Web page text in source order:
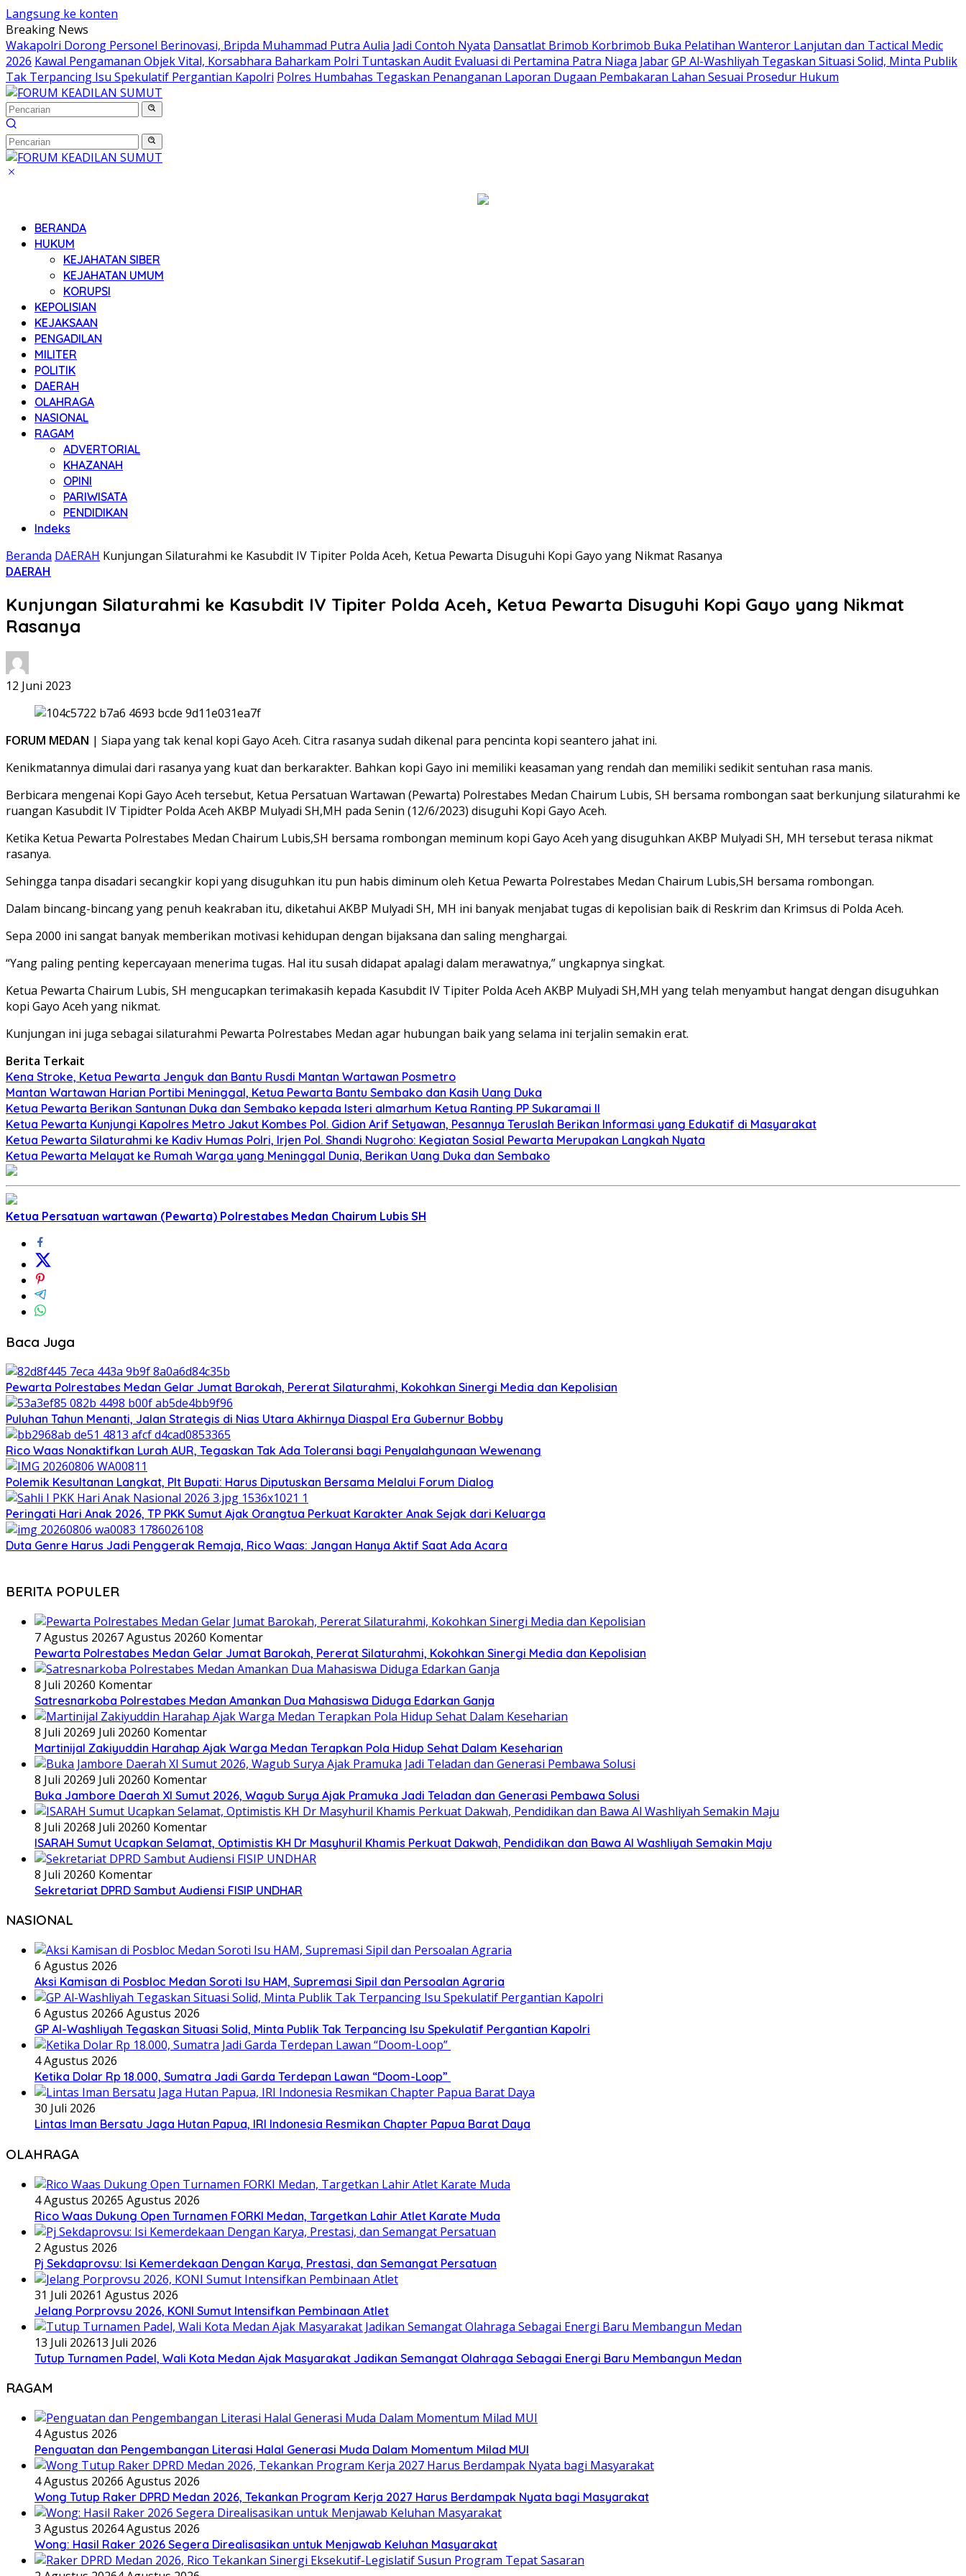
Langsung ke konten
Breaking News
Wakapolri Dorong Personel Berinovasi, Bripda Muhammad Putra Aulia Jadi Contoh Nyata Dansatlat Brimob Korbrimob Buka Pelatihan Wanteror Lanjutan dan Tactical Medic
2026 Kawal Pengamanan Objek Vital, Korsabhara Baharkam Polri Tuntaskan Audit Evaluasi di Pertamina Patra Niaga JabarGP Al-Washliyah Tegaskan Situasi Solid, Minta Publik
Tak Terpancing Isu Spekulatif Pergantian Kapolri Polres Humbahas Tegaskan Penanganan Laporan Dugaan Pembakaran Lahan Sesuai Prosedur Hukum
BERANDA
HUKUM
KEJAHATAN SIBER
KEJAHATAN UMUM
KORUPSI
KEPOLISIAN
KEJAKSAAN
PENGADILAN
MILITER
POLITIK
DAERAH
OLAHRAGA
NASIONAL
RAGAM
ADVERTORIAL
KHAZANAH
OPINI
PARIWISATA
PENDIDIKAN
Indeks
Beranda DAERAH Kunjungan Silaturahmi ke Kasubdit IV Tipiter Polda Aceh, Ketua Pewarta Disuguhi Kopi Gayo yang Nikmat Rasanya
DAERAH
Kunjungan Silaturahmi ke Kasubdit IV Tipiter Polda Aceh, Ketua Pewarta Disuguhi Kopi Gayo yang Nikmat
Rasanya
12 Juni 2023
FORUM MEDAN | Siapa yang tak kenal kopi Gayo Aceh. Citra rasanya sudah dikenal para pencinta kopi seantero jahat ini.
Kenikmatannya dimulai dari rasanya yang kuat dan berkarakter. Bahkan kopi Gayo ini memiliki keasaman yang rendah dan memiliki sedikit sentuhan rasa manis.
Berbicara mengenai Kopi Gayo Aceh tersebut, Ketua Persatuan Wartawan (Pewarta) Polrestabes Medan Chairum Lubis, SH bersama rombongan saat berkunjung silaturahmi ke
ruangan Kasubdit IV Tipidter Polda Aceh AKBP Mulyadi SH,MH pada Senin (12/6/2023) disuguhi Kopi Gayo Aceh.
Ketika Ketua Pewarta Polrestabes Medan Chairum Lubis,SH bersama rombongan meminum kopi Gayo Aceh yang disuguhkan AKBP Mulyadi SH, MH tersebut terasa nikmat
rasanya.
Sehingga tanpa disadari secangkir kopi yang disuguhkan itu pun habis diminum oleh Ketua Pewarta Polrestabes Medan Chairum Lubis,SH bersama rombongan.
Dalam bincang-bincang yang penuh keakraban itu, diketahui AKBP Mulyadi SH, MH ini banyak menjabat tugas di kepolisian baik di Reskrim dan Krimsus di Polda Aceh.
Sepa 2000 ini sangat banyak memberikan motivasi kehidupan dengan bijaksana dan saling menghargai.
“Yang paling penting kepercayaan menerima tugas. Hal itu susah didapat apalagi dalam merawatnya,” ungkapnya singkat.
Ketua Pewarta Chairum Lubis, SH mengucapkan terimakasih kepada Kasubdit IV Tipiter Polda Aceh AKBP Mulyadi SH,MH yang telah menyambut hangat dengan disuguhkan
kopi Gayo Aceh yang nikmat.
Kunjungan ini juga sebagai silaturahmi Pewarta Polrestabes Medan agar hubungan baik yang selama ini terjalin semakin erat.
Berita Terkait
Kena Stroke, Ketua Pewarta Jenguk dan Bantu Rusdi Mantan Wartawan Posmetro
Mantan Wartawan Harian Portibi Meninggal, Ketua Pewarta Bantu Sembako dan Kasih Uang Duka
Ketua Pewarta Berikan Santunan Duka dan Sembako kepada Isteri almarhum Ketua Ranting PP Sukaramai II
Ketua Pewarta Kunjungi Kapolres Metro Jakut Kombes Pol. Gidion Arif Setyawan, Pesannya Teruslah Berikan Informasi yang Edukatif di Masyarakat
Ketua Pewarta Silaturahmi ke Kadiv Humas Polri, Irjen Pol. Shandi Nugroho: Kegiatan Sosial Pewarta Merupakan Langkah Nyata
Ketua Pewarta Melayat ke Rumah Warga yang Meninggal Dunia, Berikan Uang Duka dan Sembako
Ketua Persatuan wartawan (Pewarta) Polrestabes Medan Chairum Lubis SH
Baca Juga
Pewarta Polrestabes Medan Gelar Jumat Barokah, Pererat Silaturahmi, Kokohkan Sinergi Media dan Kepolisian
Puluhan Tahun Menanti, Jalan Strategis di Nias Utara Akhirnya Diaspal Era Gubernur Bobby
Rico Waas Nonaktifkan Lurah AUR, Tegaskan Tak Ada Toleransi bagi Penyalahgunaan Wewenang
Polemik Kesultanan Langkat, Plt Bupati: Harus Diputuskan Bersama Melalui Forum Dialog
Peringati Hari Anak 2026, TP PKK Sumut Ajak Orangtua Perkuat Karakter Anak Sejak dari Keluarga
Duta Genre Harus Jadi Penggerak Remaja, Rico Waas: Jangan Hanya Aktif Saat Ada Acara
BERITA POPULER
7 Agustus 20267 Agustus 20260 Komentar
Pewarta Polrestabes Medan Gelar Jumat Barokah, Pererat Silaturahmi, Kokohkan Sinergi Media dan Kepolisian
8 Juli 20260 Komentar
Satresnarkoba Polrestabes Medan Amankan Dua Mahasiswa Diduga Edarkan Ganja
8 Juli 20269 Juli 20260 Komentar
Martinijal Zakiyuddin Harahap Ajak Warga Medan Terapkan Pola Hidup Sehat Dalam Keseharian
8 Juli 20269 Juli 20260 Komentar
Buka Jambore Daerah XI Sumut 2026, Wagub Surya Ajak Pramuka Jadi Teladan dan Generasi Pembawa Solusi
8 Juli 20268 Juli 20260 Komentar
ISARAH Sumut Ucapkan Selamat, Optimistis KH Dr Masyhuril Khamis Perkuat Dakwah, Pendidikan dan Bawa Al Washliyah Semakin Maju
8 Juli 20260 Komentar
Sekretariat DPRD Sambut Audiensi FISIP UNDHAR
NASIONAL
6 Agustus 2026
Aksi Kamisan di Posbloc Medan Soroti Isu HAM, Supremasi Sipil dan Persoalan Agraria
6 Agustus 20266 Agustus 2026
GP Al-Washliyah Tegaskan Situasi Solid, Minta Publik Tak Terpancing Isu Spekulatif Pergantian Kapolri
4 Agustus 2026
Ketika Dolar Rp 18.000, Sumatra Jadi Garda Terdepan Lawan “Doom-Loop”
30 Juli 2026
Lintas Iman Bersatu Jaga Hutan Papua, IRI Indonesia Resmikan Chapter Papua Barat Daya
OLAHRAGA
4 Agustus 20265 Agustus 2026
Rico Waas Dukung Open Turnamen FORKI Medan, Targetkan Lahir Atlet Karate Muda
2 Agustus 2026
Pj Sekdaprovsu: Isi Kemerdekaan Dengan Karya, Prestasi, dan Semangat Persatuan
31 Juli 20261 Agustus 2026
Jelang Porprovsu 2026, KONI Sumut Intensifkan Pembinaan Atlet
13 Juli 202613 Juli 2026
Tutup Turnamen Padel, Wali Kota Medan Ajak Masyarakat Jadikan Semangat Olahraga Sebagai Energi Baru Membangun Medan
RAGAM
4 Agustus 2026
Penguatan dan Pengembangan Literasi Halal Generasi Muda Dalam Momentum Milad MUI
4 Agustus 20266 Agustus 2026
Wong Tutup Raker DPRD Medan 2026, Tekankan Program Kerja 2027 Harus Berdampak Nyata bagi Masyarakat
3 Agustus 20264 Agustus 2026
Wong: Hasil Raker 2026 Segera Direalisasikan untuk Menjawab Keluhan Masyarakat